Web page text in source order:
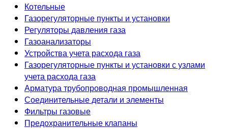
Котельные
Газорегуляторные пункты и установки
Регуляторы давления газа
Газоанализаторы
Устройства учета расхода газа
Газорегуляторные пункты и установки с узлами
учета расхода газа
Арматура трубопроводная промышленная
Соединительные детали и элементы
Фильтры газовые
Предохранительные клапаны